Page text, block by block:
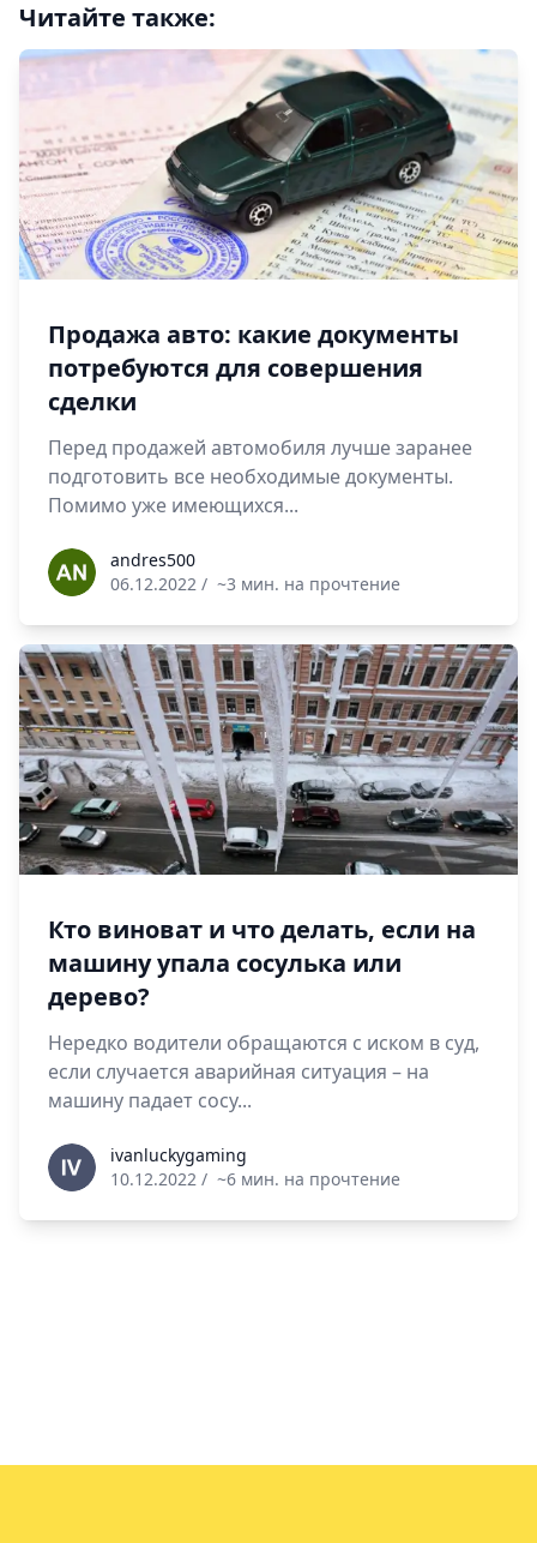
Читайте также:
Продажа авто: какие документы
потребуются для совершения
сделки
Перед продажей автомобиля лучше заранее
подготовить все необходимые документы.
Помимо уже имеющихся...
andres500andres500
06.12.2022 / ~3 мин. на прочтение
Кто виноват и что делать, если на
машину упала сосулька или
дерево?
Нередко водители обращаются с иском в суд,
если случается аварийная ситуация – на
машину падает сосу...
ivanluckygaming
ivanluckygaming
10.12.2022 / ~6 мин. на прочтение